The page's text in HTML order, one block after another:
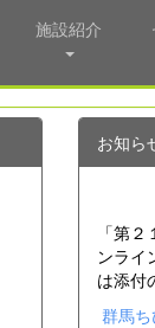
施設紹介
お知ら
「第
ンライ
は添付
群馬